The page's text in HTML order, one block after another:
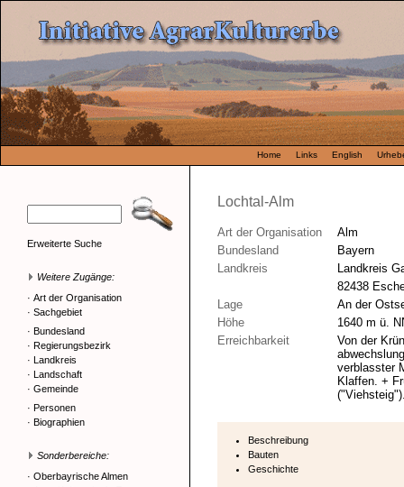
Home Links English
Erweiterte Suche
Weitere Zugänge:
· Art der Organisation
· Sachgebiet
· Bundesland
· Regierungsbezirk
· Landkreis
· Landschaft
· Gemeinde
· Personen
· Biographien
Sonderbereiche:
· Oberbayrische Almen
Lochtal-Alm
Art der Organisation
Alm
Bundesland
Bayern
Landkreis
Landkreis
82438
Lage
An der
Höhe
1640 m ü.
Erreichbarkeit
Von der
verblasster
Klaffen. +
Beschreibung
Bauten
Geschichte